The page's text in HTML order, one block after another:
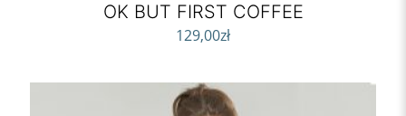
OK BUT FIRST COFFEE
129,00zł